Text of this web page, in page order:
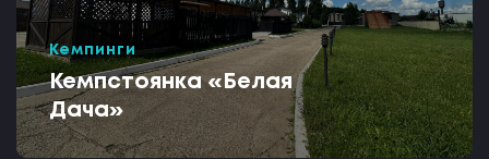
Кемпинги
Кемпстоянка «Белая
Дача»